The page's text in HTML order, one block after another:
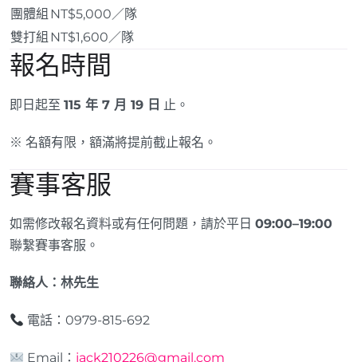
團體組 NT$5,000／隊
雙打組 NT$1,600／隊
報名時間
即日起至 115 年 7 月 19 日 止。
※ 名額有限，額滿將提前截止報名。
賽事客服
如需修改報名資料或有任何問題，請於平日 09:00–19:00
聯繫賽事客服。
聯絡人：林先生
電話：0979-815-692
Email： jack210226@gmail.com